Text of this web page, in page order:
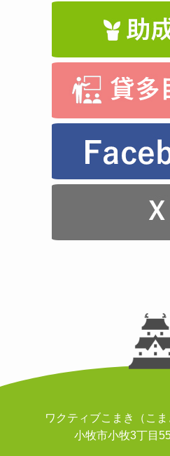
ワクティブこまき（こま
小牧市小牧3丁目